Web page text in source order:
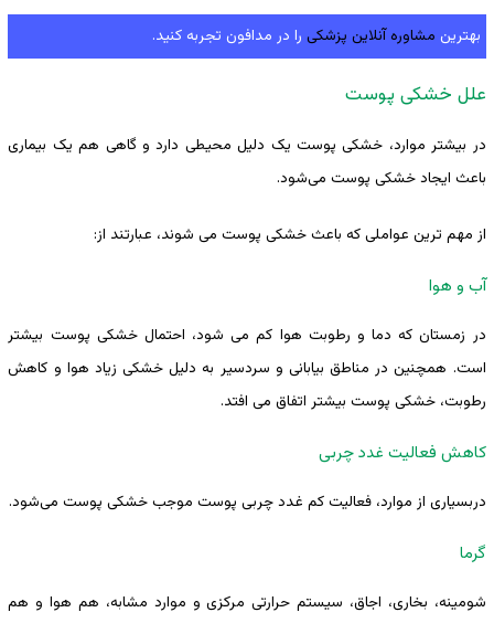
بهترین مشاوره آنلاین پزشکی را در مدافون تجربه کنید.
علل خشکی پوست
در بیشتر موارد، خشکی پوست یک دلیل محیطی دارد و گاهی هم یک بیماری
باعث ایجاد خشکی پوست می‌شود.
از مهم ‌ترین عواملی که باعث خشکی پوست می ‌شوند، عبارتند از:
آب و هوا
در زمستان که دما و رطوبت هوا کم می ‌شود، احتمال خشکی پوست بیشتر
است. همچنین در مناطق بیابانی و سردسیر به دلیل خشکی زیاد هوا و کاهش
رطوبت، خشکی پوست بیشتر اتفاق می ‌افتد.
کاهش فعالیت غدد چربی
دربسیاری از موارد، فعالیت کم غدد چربی پوست موجب خشکی پوست می‌شود.
گرما
شومینه، بخاری، اجاق، سیستم حرارتی مرکزی و موارد مشابه، هم هوا و هم